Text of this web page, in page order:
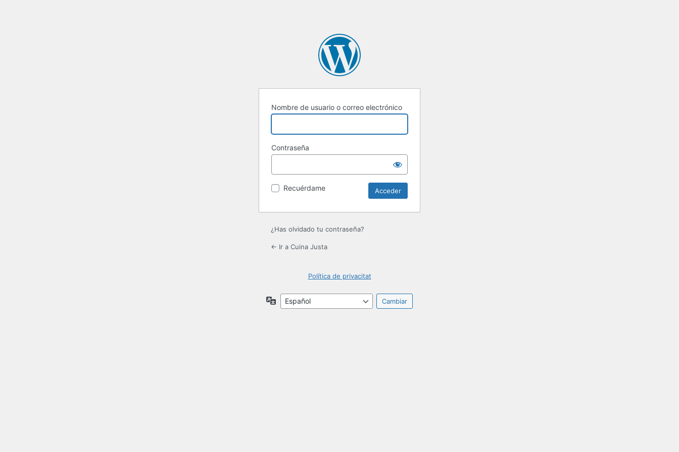
Nombre de usuario o correo electrónico
Contraseña
Recuérdame
¿Has olvidado tu contraseña?
← Ir a Cuina Justa
Política de privacitat
Idioma